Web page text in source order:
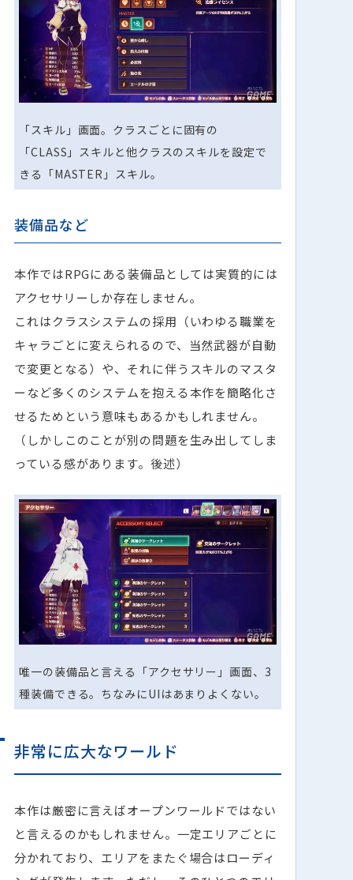
「スキル」画面。クラスごとに固有の
「CLASS」スキルと他クラスのスキルを設定で
きる「MASTER」スキル。
装備品など
本作ではRPGにある装備品としては実質的には
アクセサリーしか存在しません。
これはクラスシステムの採用（いわゆる職業を
キャラごとに変えられるので、当然武器が自動
で変更となる）や、それに伴うスキルのマスタ
ーなど多くのシステムを抱える本作を簡略化さ
せるためという意味もあるかもしれません。
（しかしこのことが別の問題を生み出してしま
っている感があります。後述）
唯一の装備品と言える「アクセサリー」画面、3
種装備できる。ちなみにUIはあまりよくない。
非常に広大なワールド
本作は厳密に言えばオープンワールドではない
と言えるのかもしれません。一定エリアごとに
分かれており、エリアをまたぐ場合はローディ